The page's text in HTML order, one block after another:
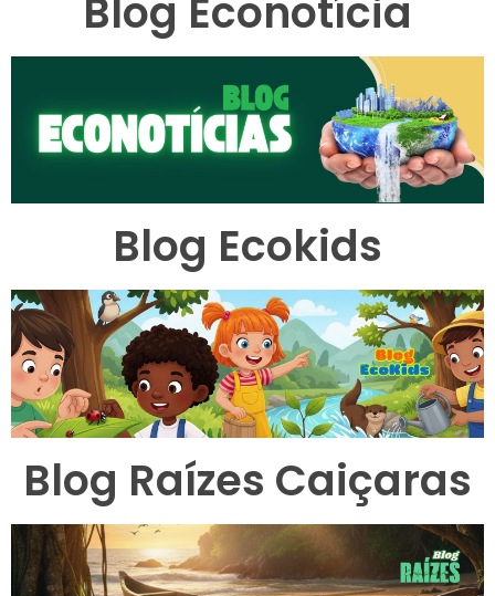
Blog Econotícia
Blog Ecokids
Blog Raízes Caiçaras